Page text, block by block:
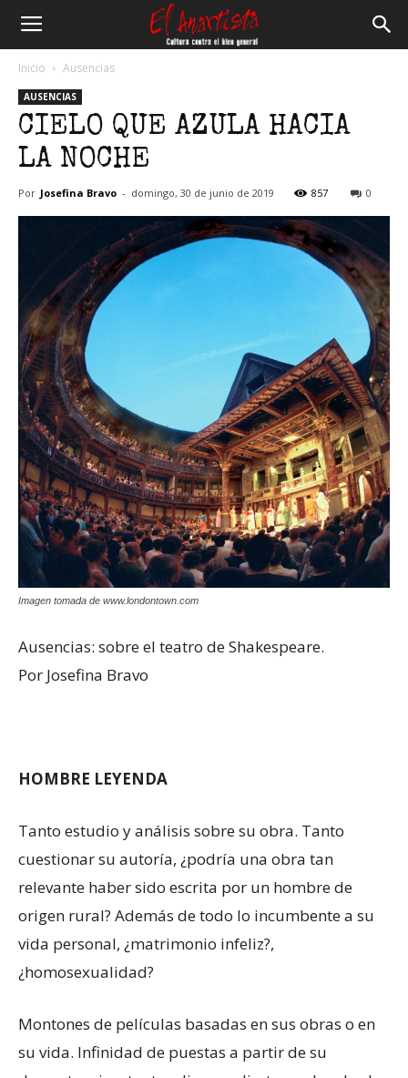
Anartista
Inicio Ausencias
AUSENCIAS
CIELO QUE AZULA HACIA
LA NOCHE
Por Josefina Bravo - domingo, 30 de junio de 2019 857 0
Imagen tomada de www.londontown.com
Ausencias: sobre el teatro de Shakespeare.
Por Josefina Bravo
HOMBRE LEYENDA
Tanto estudio y análisis sobre su obra. Tanto
cuestionar su autoría, ¿podría una obra tan
relevante haber sido escrita por un hombre de
origen rural? Además de todo lo incumbente a su
vida personal, ¿matrimonio infeliz?,
¿homosexualidad?
Montones de películas basadas en sus obras o en
su vida. Infinidad de puestas a partir de su